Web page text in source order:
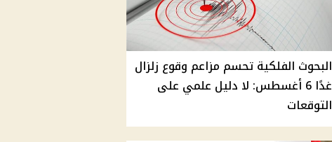
البحوث الفلكية تحسم مزاعم وقوع زلزال
غدًا 6 أغسطس: لا دليل علمي على
التوقعات